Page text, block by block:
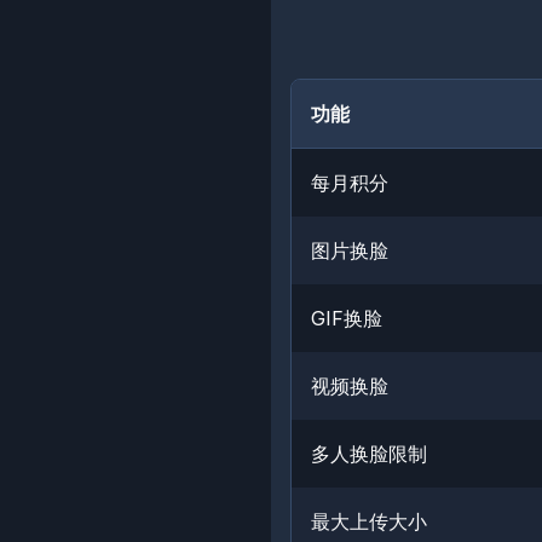
功能
每月积分
图片换脸
GIF换脸
视频换脸
多人换脸限制
最大上传大小